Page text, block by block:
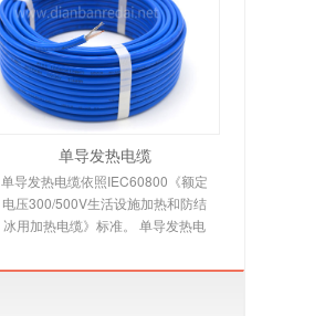
单导发热电缆
单导发热电缆依照IEC60800《额定
电压300/500V生活设施加热和防结
冰用加热电缆》标准。 单导发热电
烯绝缘，铝带屏蔽，防